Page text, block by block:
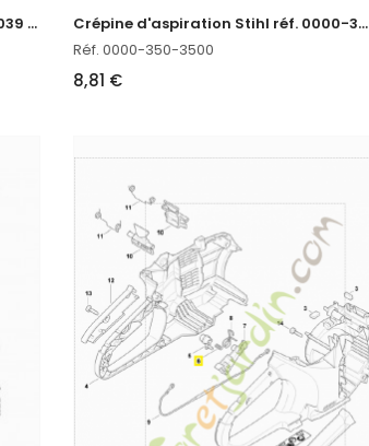
C
lé à bougie 13x19 oregon réf : 57-039 en stock C
répine d'aspiration Stihl réf. 0000-350-3500 en stock
Réf. 0000-350-3500
8,81 €